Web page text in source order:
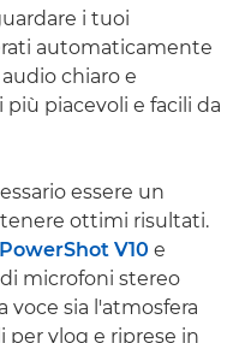
i tuoi
automaticamente
chiaro e
piacevoli e facili da
essere un
ottimi risultati.
PowerShot V10 e
microfoni stereo
voce sia l'atmosfera
per vlog e riprese in